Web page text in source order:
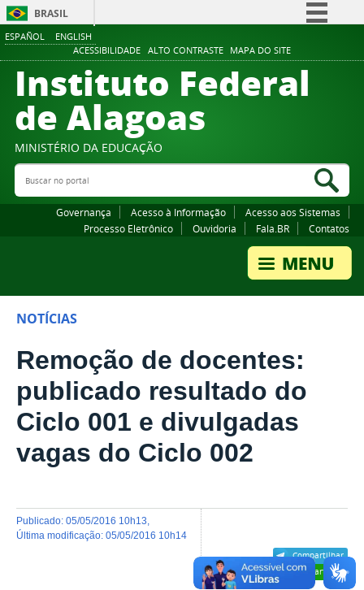
ESPAÑOL ENGLISH
ACESSIBILIDADE ALTO CONTRASTE MAPA DO SITE
BRASIL
Comunica BR
Participe
Canais
Instituto Federal
de Alagoas
MINISTÉRIO DA EDUCAÇÃO
Buscar no portal
Governança Acesso à Informação
Acesso aos Sistemas
Processo Eletrônico
Ouvidoria Fala.BR Contatos
NOTÍCIAS
Remoção de docentes:
publicado resultado do
Ciclo 001 e divulgadas
vagas do Ciclo 002
Compartilhar
Compartilhar
publicado: 05/05/2016 10h13
última modificação: 05/05/2016 10h14